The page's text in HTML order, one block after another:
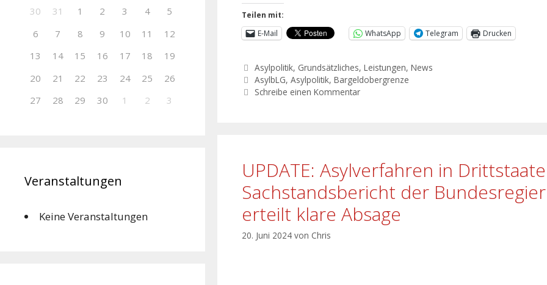
Teilen mit:
E-Mail
WhatsApp Telegram Drucken
Asylpolitik, Grundsätzliches,Leistungen,News
AsylbLG,Asylpolitik,Bargeldobergrenze
Schreibe einen Kommentar
UPDATE: Asylverfahren in
Sachstandsbericht der
erteilt klare Absage
20. Juni 2024 von Chris
30 31 1 2 3 4
5
6
7 8 9 10 11
12
13
14 15 16 17 18
19
20
21 22 23 24 25
26
27
28 29 30 1 2 3
Veranstaltungen
Keine Veranstaltungen